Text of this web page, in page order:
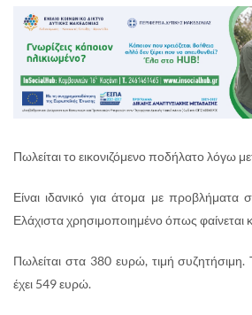
Πωλείται το εικονιζόμενο ποδήλατο λόγω
Είναι ιδανικό για άτομα με προβλήματα
Ελάχιστα χρησιμοποιημένο όπως φαίνεται
Πωλείται στα 380 ευρώ, τιμή
έχει 549 ευρώ.